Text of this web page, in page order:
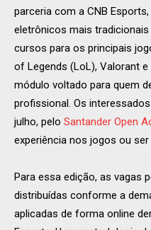
parceria com a CNB
eletrônicos mais
cursos para os principais
of Legends (LoL), Valorant e
módulo voltado para quem
profissional. Os
julho, pelo Santander Open
experiência nos jogos ou
Para essa edição, as vagas
distribuídas conforme a
aplicadas de forma online